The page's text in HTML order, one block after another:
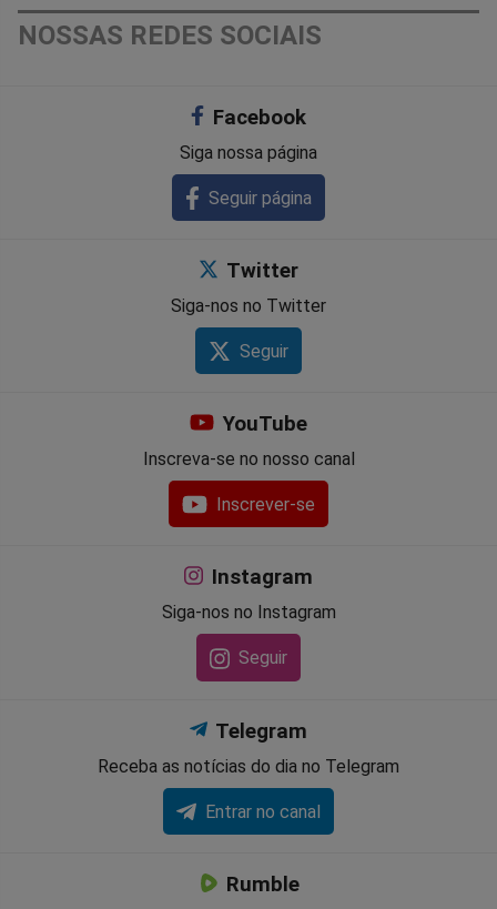
NOSSAS REDES SOCIAIS
Facebook
Siga nossa página
Seguir página
Twitter
Siga-nos no Twitter
Seguir
YouTube
Inscreva-se no nosso canal
Inscrever-se
Instagram
Siga-nos no Instagram
Seguir
Telegram
Receba as notícias do dia no Telegram
Entrar no canal
Rumble